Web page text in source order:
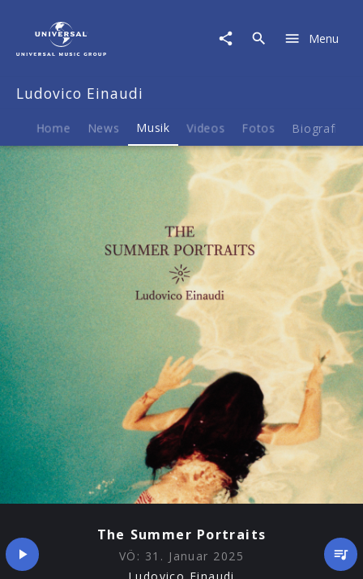
Musik
The
Portraits
Menu
Ludovico Einaudi
Home News Musik Videos Fotos Biografie
The Summer Portraits
VÖ: 31. Januar 2025